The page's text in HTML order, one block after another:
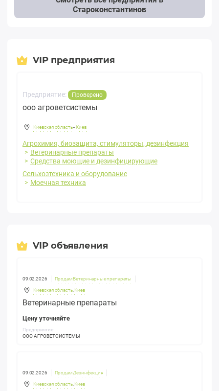
Староконстантинов
VIP предприятия
Предприятие: Проверено
ооо агроветсистемы
Киевская область- Киев
Агрохимия, биозащита, стимуляторы, дезинфекция
Ветеринарные препараты
Средства моющие и дезинфицирующие
Сельхозтехника и оборудование
Моечная техника
VIP объявления
09.02.2026 Продам Ветеринарные препараты
Киевская область, Киев
Ветеринарные препараты
Цену уточняйте
Предприятие:
ООО АГРОВЕТСИСТЕМЫ
09.02.2026 Продам Дезинфекция
Киевская область, Киев